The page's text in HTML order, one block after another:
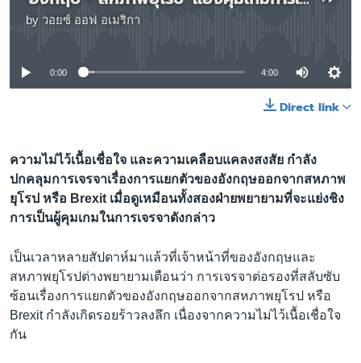
by วอยซ์ ออฟ อเมริกา
No media source currently available
0:00 4:00
Direct link
ความไม่ไว้เนื้อเชื่อใจ และความเคลือบแคลงสงสัย กำลัง
ปกคลุมการเจรจาเรื่องการแยกตัวของอังกฤษออกจากสหภาพ
ยุโรป หรือ Brexit เมื่อดูเหมือนทั้งสองฝ่ายพยายามที่จะแย่งชิง
การเป็นผู้คุมเกมในการเจรจาดังกล่าว
เป็นเวลาหลายสัปดาห์มาแล้วที่เจ้าหน้าที่ของอังกฤษและ
สหภาพยุโรปต่างพยายามเตือนว่า การเจรจาต่อรองที่สลับซับ
ซ้อนเรื่องการแยกตัวของอังกฤษออกจากสหภาพยุโรป หรือ
Brexit กำลังเกิดรอยร้าวลงลึก เนื่องจากความไม่ไว้เนื้อเชื่อใจ
กัน